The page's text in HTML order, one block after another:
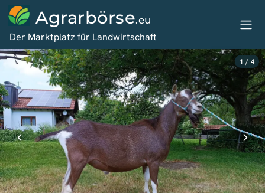
Agrarbörse.eu
Der Marktplatz für Landwirtschaft
1 / 4